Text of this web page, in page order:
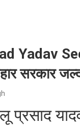
Yadav
सरकार
प्रसाद